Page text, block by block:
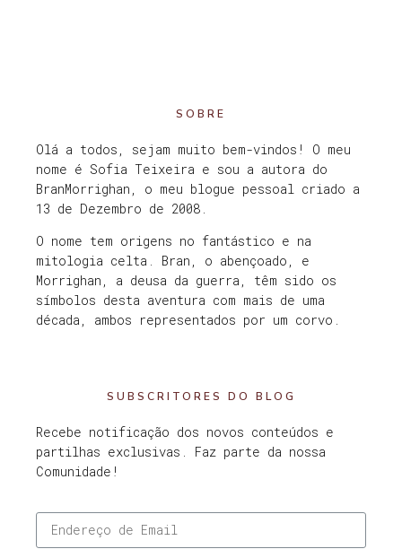
SOBRE
Olá a todos, sejam muito bem-vindos! O meu
nome é Sofia Teixeira e sou a autora do
BranMorrighan, o meu blogue pessoal criado a
13 de Dezembro de 2008.
O nome tem origens no fantástico e na
mitologia celta. Bran, o abençoado, e
Morrighan, a deusa da guerra, têm sido os
símbolos desta aventura com mais de uma
década, ambos representados por um corvo.
SUBSCRITORES DO BLOG
Recebe notificação dos novos conteúdos e
partilhas exclusivas. Faz parte da nossa
Comunidade!